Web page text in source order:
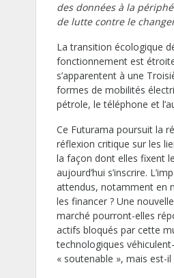
des données à la
de lutte contre le
La transition écologique
fonctionnement est
s’apparentent à une
formes de mobilités
pétrole, le téléphone et
Ce Futurama poursuit la
réflexion critique sur les
la façon dont elles fixent
aujourd’hui s’inscrire.
attendus, notamment en
les financer ? Une
marché pourront-elles
actifs bloqués par cette
technologiques
« soutenable », mais est-